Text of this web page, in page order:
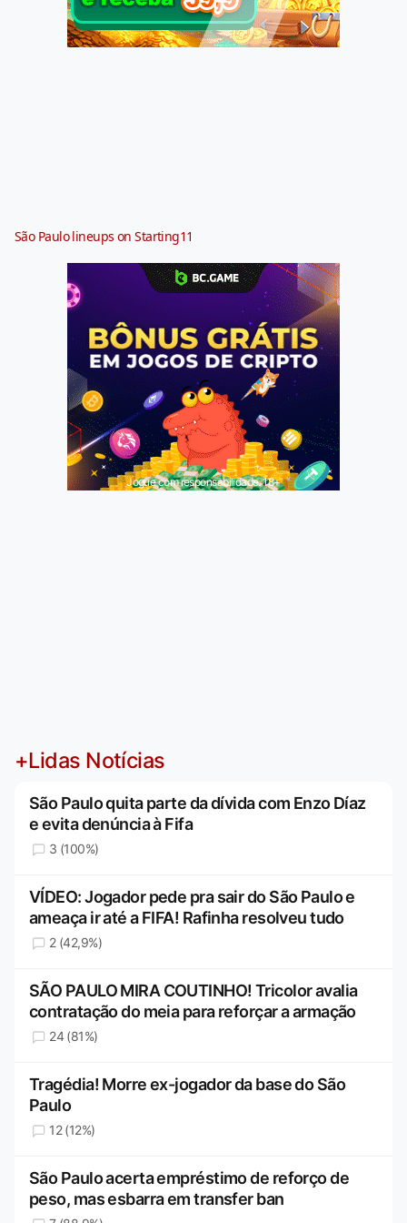
São Paulo lineups on Starting11
Jogue com responsabilidade. 18+
+Lidas Notícias
São Paulo quita parte da dívida com Enzo Díaz
e evita denúncia à Fifa
3 (100%)
VÍDEO: Jogador pede pra sair do São Paulo e
ameaça ir até a FIFA! Rafinha resolveu tudo
2 (42,9%)
SÃO PAULO MIRA COUTINHO! Tricolor avalia
contratação do meia para reforçar a armação
24 (81%)
Tragédia! Morre ex-jogador da base do São
Paulo
12 (12%)
São Paulo acerta empréstimo de reforço de
peso, mas esbarra em transfer ban